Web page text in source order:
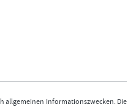
allgemeinen Informationszwecken. Die